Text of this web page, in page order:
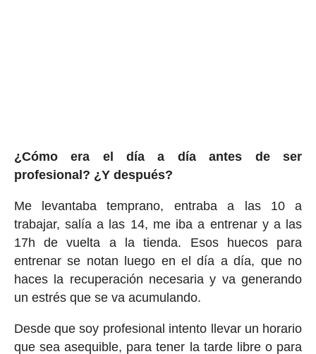
¿Cómo era el día a día antes de ser
profesional? ¿Y después?
Me levantaba temprano, entraba a las 10 a
trabajar, salía a las 14, me iba a entrenar y a las
17h de vuelta a la tienda. Esos huecos para
entrenar se notan luego en el día a día, que no
haces la recuperación necesaria y va generando
un estrés que se va acumulando.
Desde que soy profesional intento llevar un horario
que sea asequible, para tener la tarde libre o para